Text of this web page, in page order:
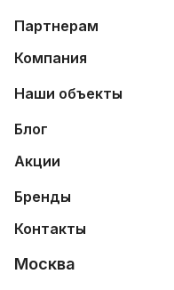
Партнерам
Компания
Наши объекты
Блог
Акции
Бренды
Контакты
Москва